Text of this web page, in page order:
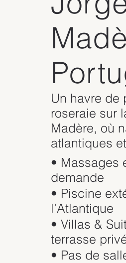
Un havre de
roseraie sur
Madère, où
atlantiques
• Massages
demande
• Piscine
l’Atlantique
• Villas &
terrasse
• Pas de